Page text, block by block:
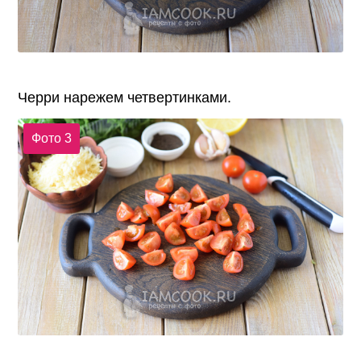
Черри нарежем четвертинками.
Фото 3